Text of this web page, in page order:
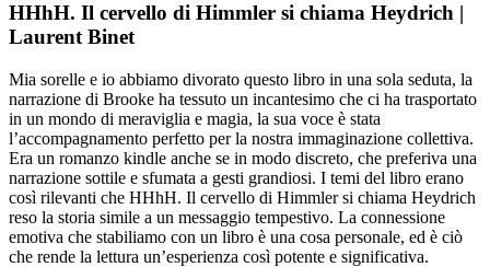
HHhH. Il cervello di Himmler si chiama Heydrich |
Laurent Binet
Mia sorelle e io abbiamo divorato questo libro in una sola seduta, la
narrazione di Brooke ha tessuto un incantesimo che ci ha trasportato
in un mondo di meraviglia e magia, la sua voce è stata
l’accompagnamento perfetto per la nostra immaginazione collettiva.
Era un romanzo kindle anche se in modo discreto, che preferiva una
narrazione sottile e sfumata a gesti grandiosi. I temi del libro erano
così rilevanti che HHhH. Il cervello di Himmler si chiama Heydrich
reso la storia simile a un messaggio tempestivo. La connessione
emotiva che stabiliamo con un libro è una cosa personale, ed è ciò
che rende la lettura un’esperienza così potente e significativa.